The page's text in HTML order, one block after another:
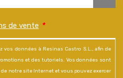
de vente *
vos données à Resinas Castro S.L., afin de
et des tutoriels. Vos données sont
notre site Internet et vous pouvez exercer